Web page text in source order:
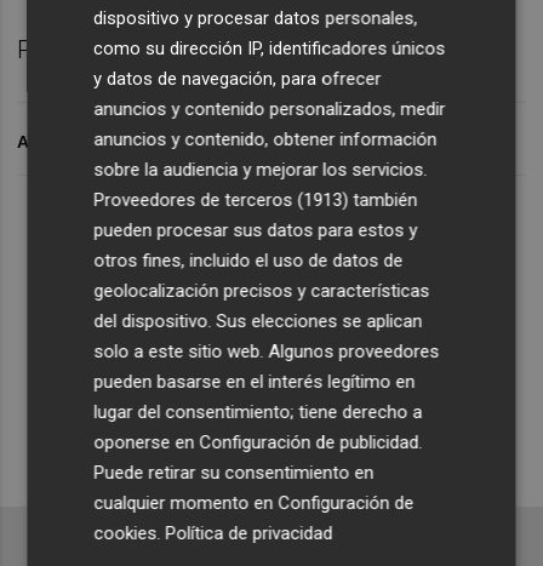
Lo Más Escuchado
Suscríbete al canal de
Whatsapp
Siempre al día de las últimas noticias
¡Quiero suscribirme!
Podéis encontrarme enleticiavalera.com
ARCHIVADO EN
dispositivo y procesar datos personales,
como su dirección IP, identificadores únicos
y datos de navegación, para ofrecer
anuncios y contenido personalizados, medir
anuncios y contenido, obtener información
sobre la audiencia y mejorar los servicios.
Proveedores de terceros (1913) también
pueden procesar sus datos para estos y
otros fines, incluido el uso de datos de
geolocalización precisos y características
del dispositivo. Sus elecciones se aplican
solo a este sitio web. Algunos proveedores
pueden basarse en el interés legítimo en
lugar del consentimiento; tiene derecho a
oponerse enConfiguración de publicidad
Puede retirar su consentimiento en
cualquier momento enConfiguración de
cookies .Política de privacidad